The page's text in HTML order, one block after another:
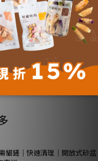
用新貓砂造成貓咪混
入原有的貓砂填滿，並使
貓砂裝滿約高8cm的貓砂